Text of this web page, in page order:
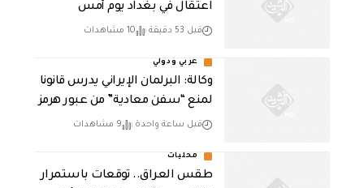
اعتقال في بغداد يوم أمس
قبل 53 دقيقة 10 مشاهدات
عربي ودولي
وكالة: البرلمان الإيراني يدرس قانونا
لمنع “سفن معادية” من عبور هرمز
قبل ساعة واحدة 9 مشاهدات
محليات
طقس العراق.. توقعات باستمرار